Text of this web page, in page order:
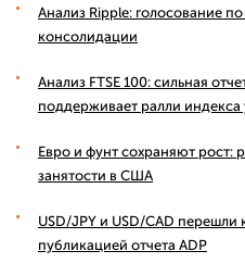
Анализ Ripple: голосование
консолидации
Анализ FTSE 100: сильная
поддерживает ралли
Евро и фунт сохраняют рост:
занятости в США
USD/JPY и USD/CAD
публикацией отчета ADP